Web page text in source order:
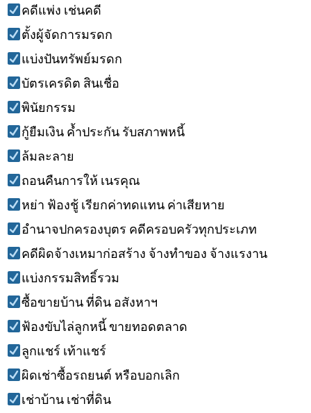
คดีแพ่ง เช่นคดี
ตั้งผู้จัดการมรดก
แบ่งปันทรัพย์มรดก
บัตรเครดิต สินเชื่อ
พินัยกรรม
กู้ยืมเงิน ค้ำประกัน รับสภาพหนี้
ล้มละลาย
ถอนคืนการให้ เนรคุณ
หย่า ฟ้องชู้ เรียกค่าทดแทน ค่าเสียหาย
อำนาจปกครองบุตร คดีครอบครัวทุกประเภท
คดีผิดจ้างเหมาก่อสร้าง จ้างทำของ จ้างแรงาน
แบ่งกรรมสิทธิ์รวม
ซื้อขายบ้าน ที่ดิน อสังหาฯ
ฟ้องขับไล่ลูกหนี้ ขายทอดตลาด
ลูกแชร์ เท้าแชร์
ผิดเช่าซื้อรถยนต์ หรือบอกเลิก
เช่าบ้าน เช่าที่ดิน